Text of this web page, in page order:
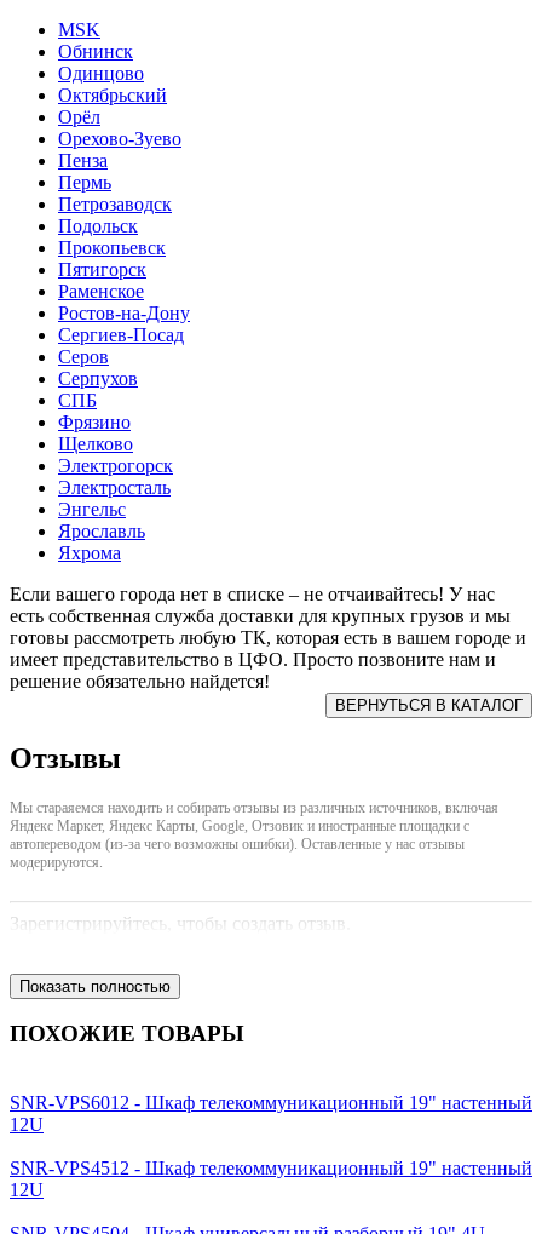
MSK
Обнинск
Одинцово
Октябрьский
Орёл
Орехово-Зуево
Пенза
Пермь
Петрозаводск
Подольск
Прокопьевск
Пятигорск
Раменское
Ростов-на-Дону
Сергиев-Посад
Серов
Серпухов
СПБ
Фрязино
Щелково
Электрогорск
Электросталь
Энгельс
Ярославль
Яхрома
Если вашего города нет в списке – не отчаивайтесь! У нас
есть собственная служба доставки для крупных грузов и мы
готовы рассмотреть любую ТК, которая есть в вашем городе и
имеет представительство в ЦФО. Просто позвоните нам и
решение обязательно найдется!
Отзывы
Мы стараяемся находить и собирать отзывы из различных источников, включая
Яндекс Маркет, Яндекс Карты, Google, Отзовик и иностранные площадки с
автопереводом (из-за чего возможны ошибки). Оставленные у нас отзывы
модерируются.
Зарегистрируйтесь, чтобы создать отзыв.
Показать полностью
ПОХОЖИЕ ТОВАРЫ
SNR-VPS6012 - Шкаф телекоммуникационный 19" настенный
12U
SNR-VPS4512 - Шкаф телекоммуникационный 19" настенный
12U